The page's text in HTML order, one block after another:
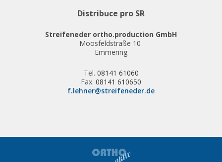
Distribuce pro SR
Streifeneder ortho.production GmbH
Moosfeldstraße 10
Emmering
Tel. 08141 61060
Fax. 08141 610650
f.lehner@streifeneder.de